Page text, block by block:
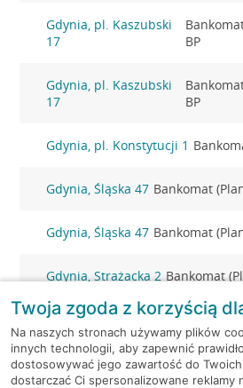
Gdynia, pl. Kaszubski
17
BP
Gdynia, pl. Kaszubski
17
BP
Gdynia, pl. Konstytucji 1
Gdynia, Śląska 47 Bankomat
Gdynia, Śląska 47 Bankomat
Gdynia, Strażacka 2 Bankomat
Gdynia, Świętojańska 36
Gdynia, ul. 10-go Lutego 11
Twoja zgoda z korzyścią
Na naszych stronach używamy plików
innych technologii, aby zapewnić
dostosowywać jego zawartość do
dostarczać Ci spersonalizowane reklamy